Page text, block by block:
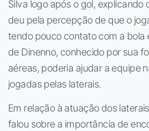
Silva logo após o gol, explicando
deu pela percepção de que o
tendo pouco contato com a bola
de Dinenno, conhecido por sua
aéreas, poderia ajudar a equipe
jogadas pelas laterais.
Em relação à atuação dos
falou sobre a importância de